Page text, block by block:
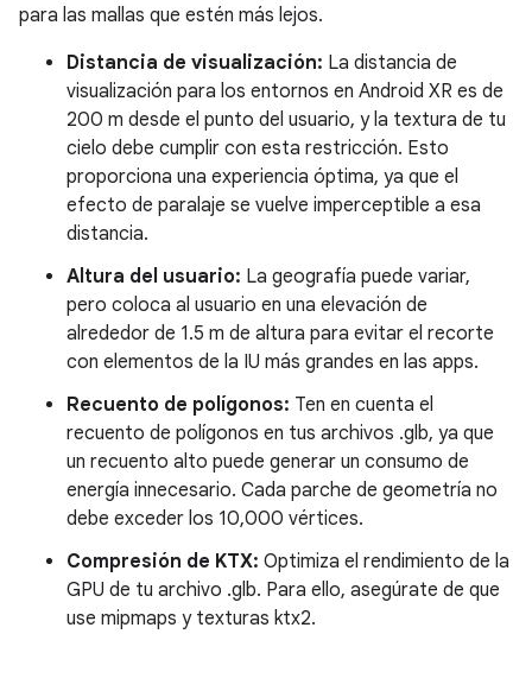
para las mallas que estén más lejos.
Distancia de visualización: La distancia de
visualización para los entornos en Android XR es de
200 m desde el punto del usuario, y la textura de tu
cielo debe cumplir con esta restricción. Esto
proporciona una experiencia óptima, ya que el
efecto de paralaje se vuelve imperceptible a esa
distancia.
Altura del usuario: La geografía puede variar,
pero coloca al usuario en una elevación de
alrededor de 1.5 m de altura para evitar el recorte
con elementos de la IU más grandes en las apps.
Recuento de polígonos: Ten en cuenta el
recuento de polígonos en tus archivos .glb, ya que
un recuento alto puede generar un consumo de
energía innecesario. Cada parche de geometría no
debe exceder los 10,000 vértices.
Compresión de KTX: Optimiza el rendimiento de la
GPU de tu archivo .glb. Para ello, asegúrate de que
use mipmaps y texturas ktx2.